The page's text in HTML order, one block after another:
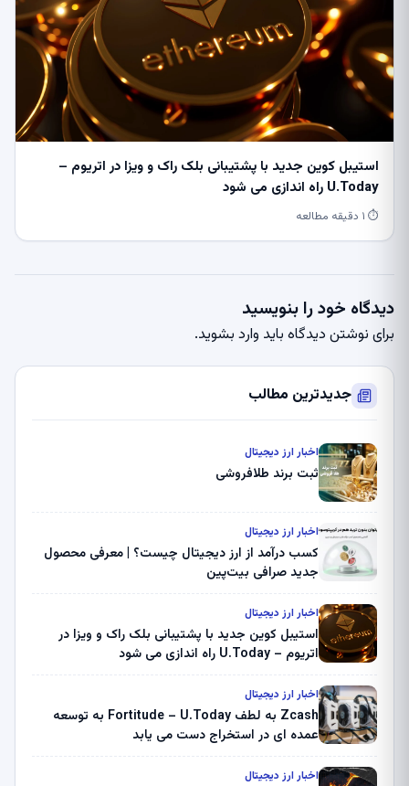
استیبل کوین جدید با پشتیبانی بلک راک و ویزا در اتریوم –
U.Today راه اندازی می شود
⏱ ۱ دقیقه مطالعه
دیدگاه خود را بنویسید
برای نوشتن دیدگاه باید وارد بشوید.
جدیدترین مطالب
اخبار ارز دیجیتال
ثبت برند طلافروشی
اخبار ارز دیجیتال
کسب درآمد از ارز دیجیتال چیست؟ | معرفی محصول
جدید صرافی بیت‌پین
اخبار ارز دیجیتال
استیبل کوین جدید با پشتیبانی بلک راک و ویزا در
اتریوم – U.Today راه اندازی می شود
اخبار ارز دیجیتال
Zcash به لطف Fortitude – U.Today به توسعه
عمده ای در استخراج دست می یابد
اخبار ارز دیجیتال